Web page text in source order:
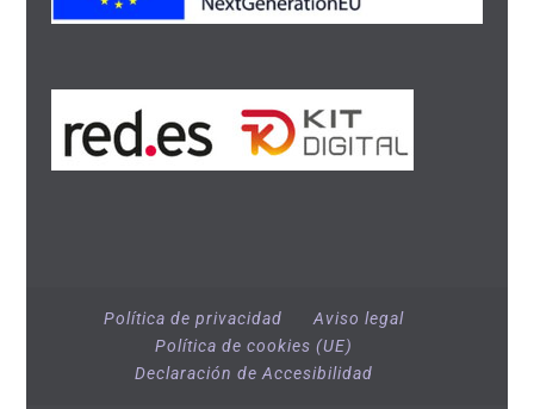
Política de privacidad
Aviso legal
Política de cookies (UE)
Declaración de Accesibilidad